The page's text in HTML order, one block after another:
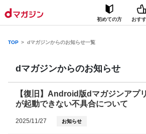
初めての方 おす
TOP dマガジンからのお知らせ一覧
dマガジンからのお知らせ
【復旧】Android版dマガジンアプ
が起動できない不具合について
2025/11/27 お知らせ